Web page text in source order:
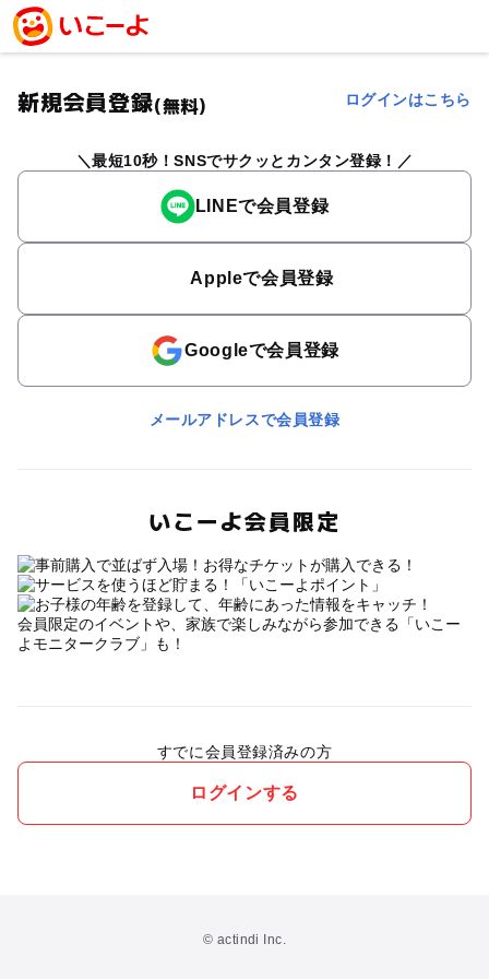
新規会員登録(無料) ログインはこちら
最短10秒！SNSでサクッとカンタン登録！
LINEで会員登録
Appleで会員登録
Googleで会員登録
メールアドレスで会員登録
いこーよ会員限定
会員限定のイベントや、家族で楽しみながら参加できる「いこー
よモニタークラブ」も！
すでに会員登録済みの方
ログインする
© actindi Inc.